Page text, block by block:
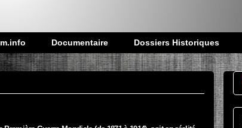
Documentaire Dossiers Historiques